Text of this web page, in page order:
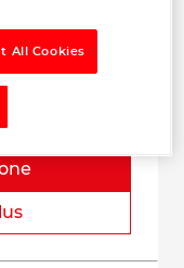
All Cookies